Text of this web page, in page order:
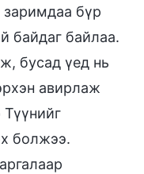
заримдаа бүр
байдаг байлаа.
бусад үед нь
авирлаж
болжээ.